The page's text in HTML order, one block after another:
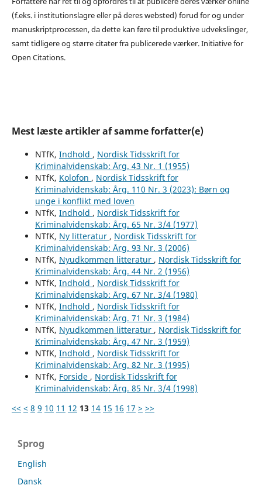
(f.eks. i institutionslagre eller på deres websted) forud for og under
manuskriptprocessen, da dette kan føre til produktive udvekslinger,
samt tidligere og større citater fra publicerede værker. Initiative for
Open Citations.
Mest læste artikler af samme forfatter(e)
NTfK, Indhold , Nordisk Tidsskrift for
Kriminalvidenskab: Årg. 43 Nr. 1 (1955)
NTfK, Kolofon , Nordisk Tidsskrift for
Kriminalvidenskab: Årg. 110 Nr. 3 (2023): Børn og
unge i konflikt med loven
NTfK, Indhold , Nordisk Tidsskrift for
Kriminalvidenskab: Årg. 65 Nr. 3/4 (1977)
NTfK, Ny litteratur , Nordisk Tidsskrift for
Kriminalvidenskab: Årg. 93 Nr. 3 (2006)
NTfK, Nyudkommen litteratur , Nordisk Tidsskrift for
Kriminalvidenskab: Årg. 44 Nr. 2 (1956)
NTfK, Indhold , Nordisk Tidsskrift for
Kriminalvidenskab: Årg. 67 Nr. 3/4 (1980)
NTfK, Indhold , Nordisk Tidsskrift for
Kriminalvidenskab: Årg. 71 Nr. 3 (1984)
NTfK, Nyudkommen litteratur , Nordisk Tidsskrift for
Kriminalvidenskab: Årg. 47 Nr. 3 (1959)
NTfK, Indhold , Nordisk Tidsskrift for
Kriminalvidenskab: Årg. 82 Nr. 3 (1995)
NTfK, Forside , Nordisk Tidsskrift for
Kriminalvidenskab: Årg. 85 Nr. 3/4 (1998)
<< < 8 9 10 11 12 13 14 15 16 17 > >>
Sprog
English
Dansk